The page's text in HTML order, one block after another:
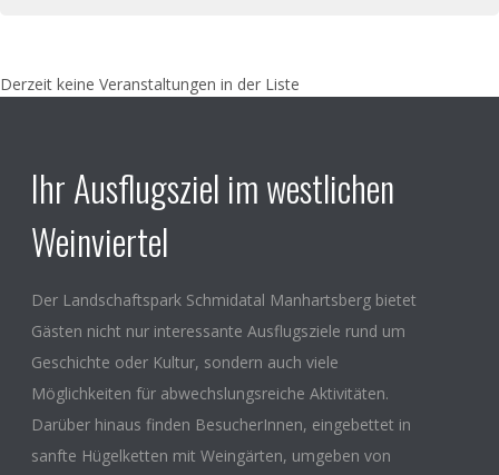
Derzeit keine Veranstaltungen in der Liste
Ihr Ausflugsziel im westlichen
Weinviertel
Der Landschaftspark Schmidatal Manhartsberg bietet
Gästen nicht nur interessante Ausflugsziele rund um
Geschichte oder Kultur, sondern auch viele
Möglichkeiten für abwechslungsreiche Aktivitäten.
Darüber hinaus finden BesucherInnen, eingebettet in
sanfte Hügelketten mit Weingärten, umgeben von